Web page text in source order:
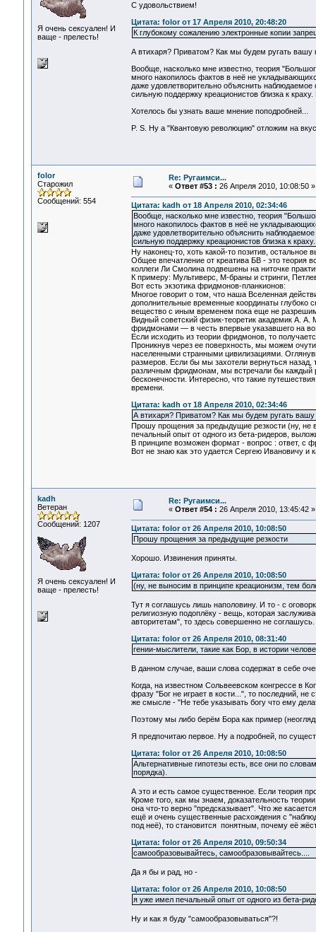
Я очень сексуален! И
ваще - прелесть!
С удовольствием!
Цитата: folor от 17 Апреля 2010, 20:48:20
К глубокому сожалению электронные копии
А втихаря? Приватом? Как мы будем ругать вашу
Вообще, насколько мне известно, теория
много накопилось фактов в неё не
даже удовлетворительно объяснить
сильную поддержку креационистов близка к
Хотелось бы узнать ваше мнение поподробней...
P. S. Ну а "Квантовую революцию" отложим на
folor
Старожил
Сообщений: 554
Re: Ругаимси...
« Ответ #53 : 26 Апреля 2010, 10:08:50 »
Цитата: kadh от 18 Апреля 2010, 02:34:46
Вообще, насколько мне известно, теория
много накопилось фактов в неё не
даже удовлетворительно объяснить
сильную поддержку креационистов близка к
Ну наконец-то, хоть какой-то позитив, остальное
Общее впечатление от креатива БВ - это теория
коллеги Ли Смолина подвешены на ниточке
К примеру: Мультиверс, М-браны и стринги,
Вот есть экзотика фридмонов-планкионов:
Многое говорит о том, что наша Вселенная
дополнительные временные координаты глубоко
вещество с иным временем пока еще не
Видный советский физик-теоретик академик А. А.
фридмонами — в честь впервые указавшего на
Если исходить из теории фридмонов, то
Проникнув через ее поверхность, мы можем
населенными странными цивилизациями.
размеров. Если бы мы захотели вернуться
различным фридмонам, мы встречали бы каждый
бесконечности. Интересно, что такие
времени.
Цитата: kadh от 18 Апреля 2010, 02:34:46
А втихаря? Приватом? Как мы будем ругать
Прошу прощения за предыдущие резкости (ну, не
печальный опыт от одного из бета-ридеров,
В принципе возможен формат - вопрос : ответ, с
Вот не знаю как это удается Сергею Ивановичу и
kadh
Ветеран
Сообщений: 1207
Я очень сексуален! И
ваще - прелесть!
Re: Ругаимси...
« Ответ #54 : 26 Апреля 2010, 13:45:42 »
Цитата: folor от 26 Апреля 2010, 10:08:50
Прошу прощения за предыдущие резкости
Хорошо. Извинения приняты.
Цитата: folor от 26 Апреля 2010, 10:08:50
(ну, не выносим в принципе креационизм, тем
Тут я соглашусь лишь наполовину. И то - с
религиозную подоплёку - вещь, которая
авторитетам", то здесь совершенно не
Цитата: folor от 26 Апреля 2010, 08:31:40
гении-мыслители, такие как Бор, в истории
В данном случае, ваши слова содержат в себе
Когда, на известном Сольвеевском конгрессе в
фразу "Бог не играет в кости...", то последний, не
же смысле - "Не тебе указывать богу что ему
Поэтому мы либо берём Бора как пример
Я предпочитаю первое. Ну а подробней, по
Цитата: folor от 26 Апреля 2010, 10:08:50
Альтернативные гипотезы есть, все они по
порядка).
А это и есть самое существенное. Если теория
Кроме того, как мы знаем, доказательность
она что-то верно "предсказывает". Что же
ещё и очень существенные расхождения с
под неё), то становится понятным, почему её
Цитата: folor от 26 Апреля 2010, 09:50:34
самообразовывайтесь, самообразовывайтесь....
Да я бы и рад, но -
Цитата: folor от 26 Апреля 2010, 10:08:50
я уже имел печальный опыт от одного из бета-
Ну и как я буду "самообразовываться"?!